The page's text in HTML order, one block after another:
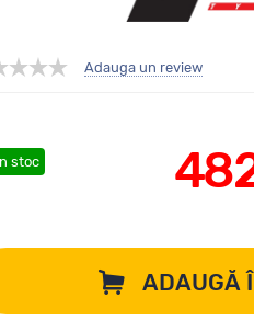
Adauga un review
stoc
ADAUGĂ